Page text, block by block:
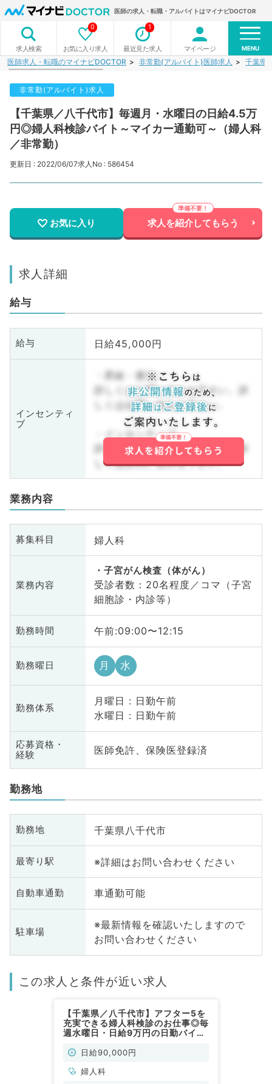
医師の求人・転職・アルバイトはマイナビDOCTOR
求人検索 お気に入り求人
0
最近見た求人
1
マイページ MENU
医師求人・転職のマイナビDOCTOR 非常勤(アルバイト)医師求人 千葉県
非常勤(アルバイト)求人
【千葉県／八千代市】毎週月・水曜日の日給4.5万
円◎婦人科検診バイト～マイカー通勤可～（婦人科
／非常勤）
更新日 : 2022/06/07求人No : 586454
お気に入り 求人を紹介してもらう
求人詳細
給与
給与 日給45,000円
インセンティ
ブ
・昇給・賞与
詳しくはお問い合わせ下さい。詳
しくはお問い合わせ下さい。
・インセンティブ
詳しくはお問い合わせ下さい。詳
しくはお問い合わせ下さい。
業務内容
募集科目 婦人科
業務内容
子宮がん検査（体がん）
受診者数：20名程度／コマ（子宮
細胞診・内診等）
勤務時間 午前:09:00〜12:15
勤務曜日 月 水
勤務体系
月曜日 : 日勤午前
水曜日 : 日勤午前
応募資格・
経験
医師免許、保険医登録済
勤務地
勤務地 千葉県八千代市
最寄り駅 ※詳細はお問い合わせください
自動車通勤 車通勤可能
駐車場
※最新情報を確認いたしますので
お問い合わせください
この求人と条件が近い求人
【千葉県／八千代市】アフター5を
充実できる婦人科検診のお仕事◎毎
週水曜日・日給9万円の日勤バイト
日給90,000円
婦人科